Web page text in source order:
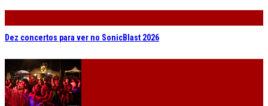
Dez concertos para ver no SonicBlast 2026